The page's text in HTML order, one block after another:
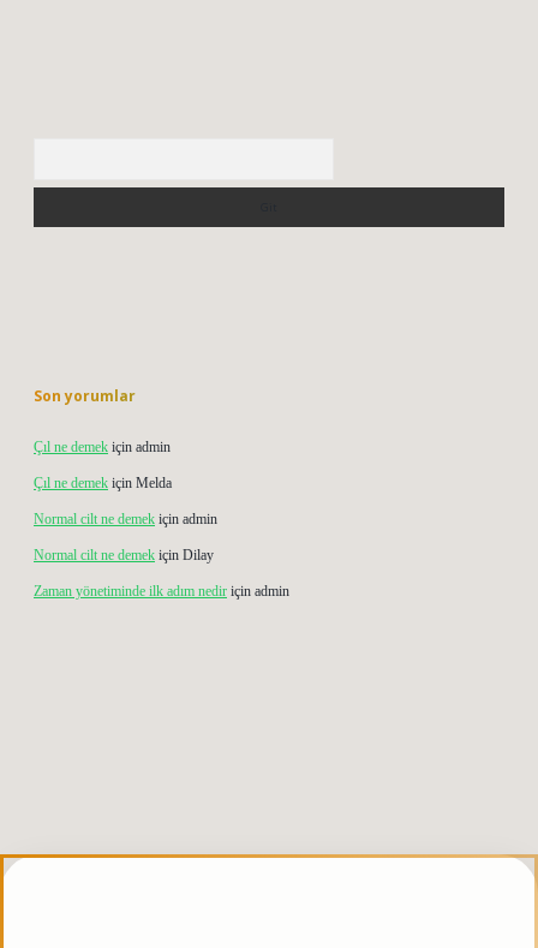
Son yorumlar
Çıl ne demek için admin
Çıl ne demek için Melda
Normal cilt ne demek için admin
Normal cilt ne demek için Dilay
Zaman yönetiminde ilk adım nedir için admin